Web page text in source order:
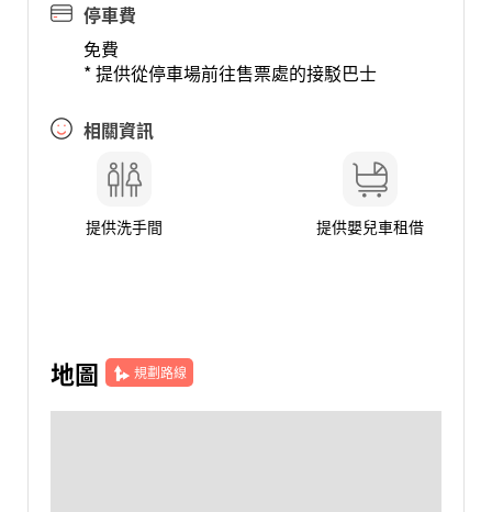
停車費
免費
* 提供從停車場前往售票處的接駁巴士
相關資訊
提供洗手間 提供嬰兒車租借
地圖 規劃路線